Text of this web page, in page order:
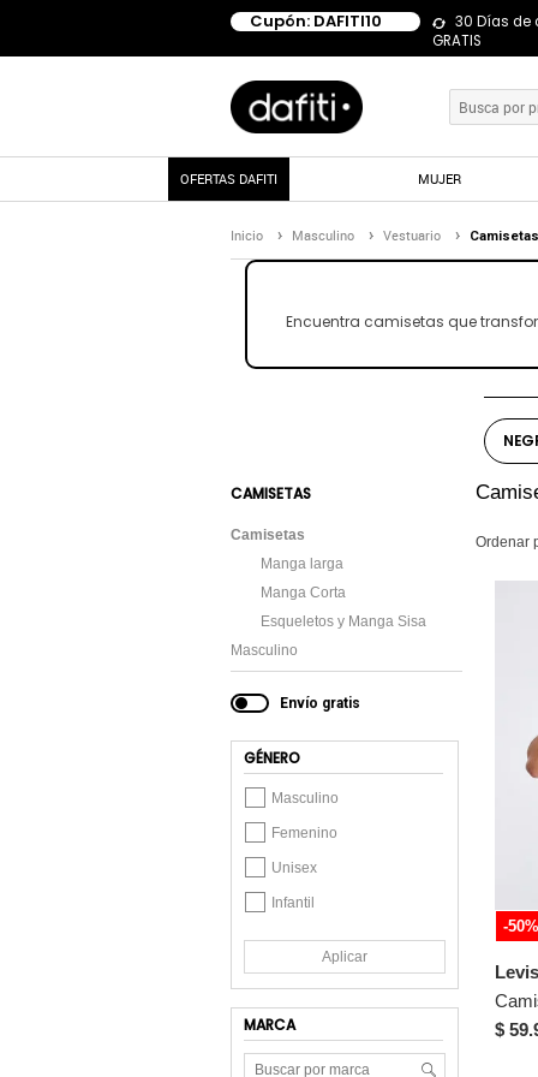
Cupón: DAFITI10
30 Días de
GRATIS
OFERTAS DAFITI MUJER
Inicio Masculino Vestuario Camisetas
Encuentra camisetas que
CAMISETAS
Camisetas
Manga larga
Manga Corta
Esqueletos y Manga Sisa
Masculino
Envío gratis
GÉNERO
Masculino
Femenino
Unisex
Infantil
Aplicar
MARCA
Ordenar
-50%
Levis
$